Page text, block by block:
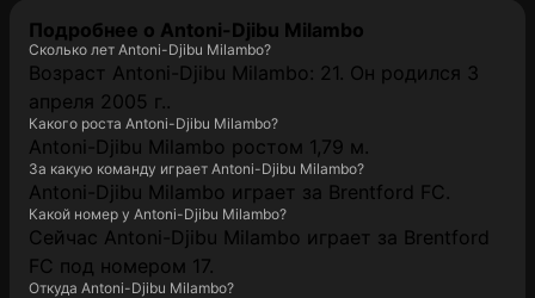
Подробнее о Antoni-Djibu Milambo
Сколько лет Antoni-Djibu Milambo?
Возраст Antoni-Djibu Milambo: 21. Он родился 3
апреля 2005 г..
Какого роста Antoni-Djibu Milambo?
Antoni-Djibu Milambo ростом 1,79 м.
За какую команду играет Antoni-Djibu Milambo?
Antoni-Djibu Milambo играет за Brentford FC.
Какой номер у Antoni-Djibu Milambo?
Сейчас Antoni-Djibu Milambo играет за Brentford
FC под номером 17.
Откуда Antoni-Djibu Milambo?